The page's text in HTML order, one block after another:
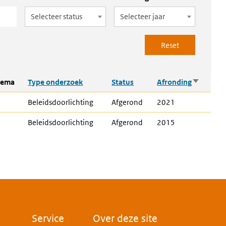
Selecteer status
Selecteer jaar
Type onderzoek Status Afronding
sorteren
Beleidsdoorlichting Afgerond 2021
Beleidsdoorlichting Afgerond 2015
Voet
Service Over deze site